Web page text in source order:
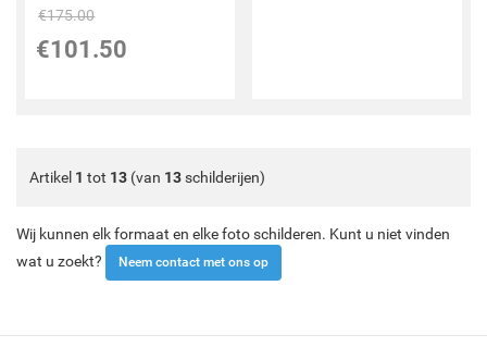
€175.00
€101.50
Artikel 1 tot 13 (van 13schilderijen)
Wij kunnen elk formaat en elke foto schilderen. Kunt u niet vinden
wat u zoekt?
Neem contact met ons op